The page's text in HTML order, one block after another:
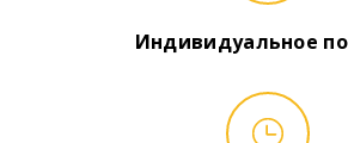
Индивидуальное